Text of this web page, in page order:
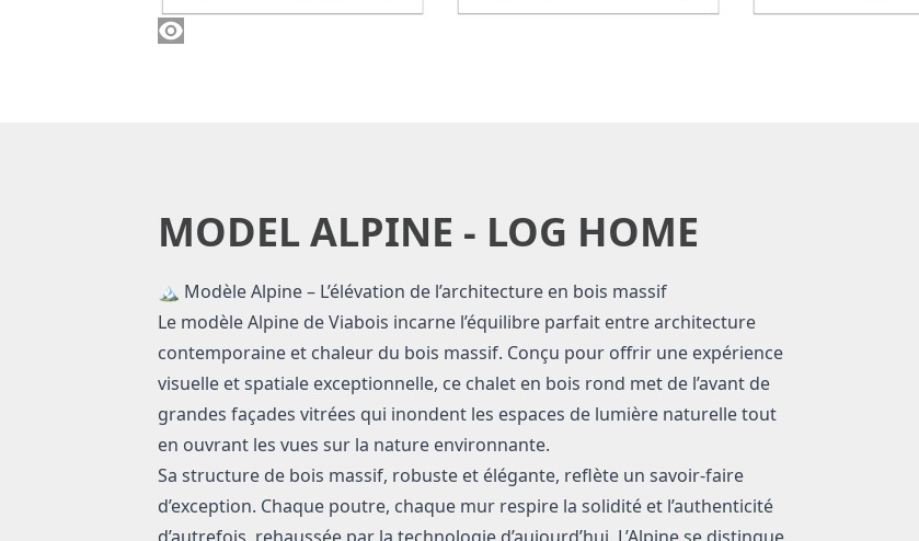
MODEL ALPINE - LOG HOME
Description of model Alpine
🏔️ Modèle Alpine – L’élévation de l’architecture en bois massif
Le modèle Alpine de Viabois incarne l’équilibre parfait entre architecture
contemporaine et chaleur du bois massif. Conçu pour offrir une expérience
visuelle et spatiale exceptionnelle, ce chalet en bois rond met de l’avant de
grandes façades vitrées qui inondent les espaces de lumière naturelle tout
en ouvrant les vues sur la nature environnante.
Sa structure de bois massif, robuste et élégante, reflète un savoir-faire
d’exception. Chaque poutre, chaque mur respire la solidité et l’authenticité